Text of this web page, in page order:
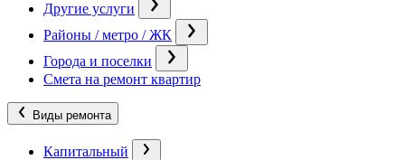
Другие услуги
Районы / метро / ЖК
Города и поселки
Смета на ремонт квартир
Виды ремонта
Капитальный